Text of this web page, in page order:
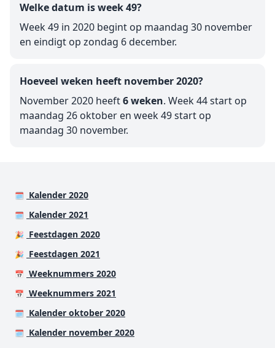
Welke datum is week 49?
Week 49 in 2020 begint op maandag 30 november
en eindigt op zondag 6 december.
Hoeveel weken heeft november 2020?
November 2020 heeft6 weken. Week 44 start op
maandag 26 oktober en week 49 start op
maandag 30 november.
🗓️ Kalender 2020
🗓️ Kalender 2021
🎉 Feestdagen 2020
🎉 Feestdagen 2021
📅 Weeknummers 2020
📅 Weeknummers 2021
🗓️ Kalender oktober 2020
🗓️ Kalender november 2020